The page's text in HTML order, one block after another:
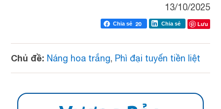
13/10/2025
Chia sẻ 20 Chia sẻ Lưu
Chủ đề: Náng hoa trắng, Phì đại tuyến tiền liệt